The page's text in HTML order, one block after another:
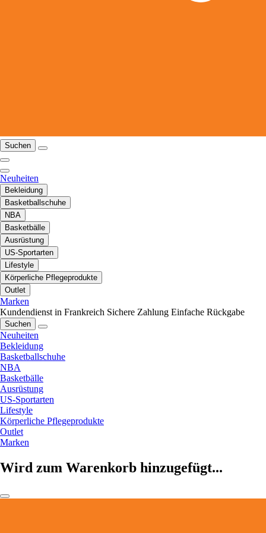
Suchen
Neuheiten
Bekleidung
Basketballschuhe
NBA
Basketbälle
Ausrüstung
US-Sportarten
Lifestyle
Körperliche Pflegeprodukte
Outlet
Marken
Kundendienst in Frankreich Sichere Zahlung Einfache Rückgabe
Suchen
Neuheiten
Bekleidung
Basketballschuhe
NBA
Basketbälle
Ausrüstung
US-Sportarten
Lifestyle
Körperliche Pflegeprodukte
Outlet
Marken
Wird zum Warenkorb hinzugefügt...